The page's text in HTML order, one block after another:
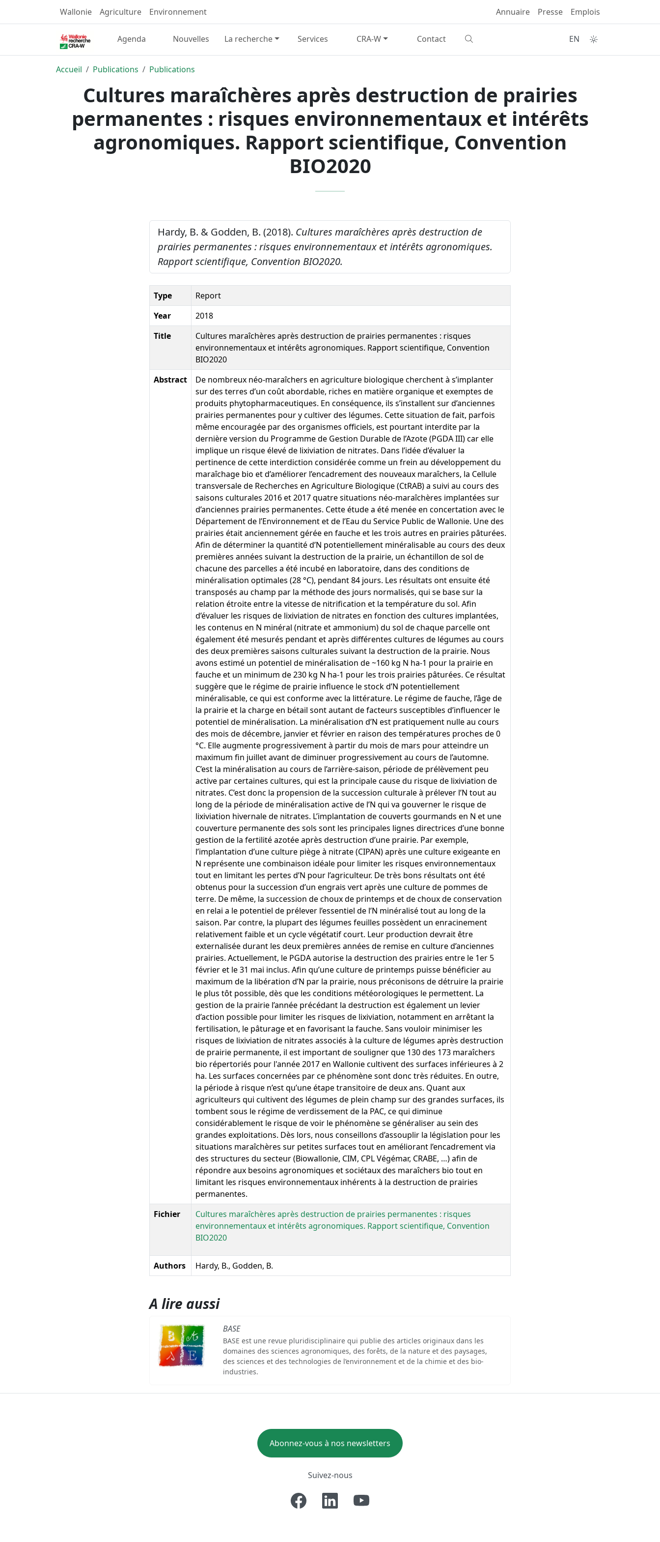
Wallonie Agriculture Environnement Annuaire Presse Emplois
Agenda Nouvelles La recherche Services CRA-W Contact EN
Accueil Publications Publications
Cultures maraîchères après destruction de prairies
permanentes : risques environnementaux et intérêts
agronomiques. Rapport scientifique, Convention
BIO2020
Hardy, B. & Godden, B. (2018). Cultures maraîchères après destruction de
prairies permanentes : risques environnementaux et intérêts agronomiques.
Rapport scientifique, Convention BIO2020.
Type
Report
Year
2018
Title
Cultures maraîchères après destruction de prairies permanentes : risques
environnementaux et intérêts agronomiques. Rapport scientifique, Convention
BIO2020
Abstract
De nombreux néo-maraîchers en agriculture biologique cherchent à s’implanter
sur des terres d’un coût abordable, riches en matière organique et exemptes de
produits phytopharmaceutiques. En conséquence, ils s’installent sur d’anciennes
prairies permanentes pour y cultiver des légumes. Cette situation de fait, parfois
même encouragée par des organismes officiels, est pourtant interdite par la
dernière version du Programme de Gestion Durable de l’Azote (PGDA III) car elle
implique un risque élevé de lixiviation de nitrates. Dans l’idée d’évaluer la
pertinence de cette interdiction considérée comme un frein au développement du
maraîchage bio et d’améliorer l’encadrement des nouveaux maraîchers, la Cellule
transversale de Recherches en Agriculture Biologique (CtRAB) a suivi au cours des
saisons culturales 2016 et 2017 quatre situations néo-maraîchères implantées sur
d’anciennes prairies permanentes. Cette étude a été menée en concertation avec le
Département de l’Environnement et de l’Eau du Service Public de Wallonie. Une des
prairies était anciennement gérée en fauche et les trois autres en prairies pâturées.
Afin de déterminer la quantité d’N potentiellement minéralisable au cours des deux
premières années suivant la destruction de la prairie, un échantillon de sol de
chacune des parcelles a été incubé en laboratoire, dans des conditions de
minéralisation optimales (28 °C), pendant 84 jours. Les résultats ont ensuite été
transposés au champ par la méthode des jours normalisés, qui se base sur la
relation étroite entre la vitesse de nitrification et la température du sol. Afin
d’évaluer les risques de lixiviation de nitrates en fonction des cultures implantées,
les contenus en N minéral (nitrate et ammonium) du sol de chaque parcelle ont
également été mesurés pendant et après différentes cultures de légumes au cours
des deux premières saisons culturales suivant la destruction de la prairie. Nous
avons estimé un potentiel de minéralisation de ~160 kg N ha-1 pour la prairie en
fauche et un minimum de 230 kg N ha-1 pour les trois prairies pâturées. Ce résultat
suggère que le régime de prairie influence le stock d’N potentiellement
minéralisable, ce qui est conforme avec la littérature. Le régime de fauche, l’âge de
la prairie et la charge en bétail sont autant de facteurs susceptibles d’influencer le
potentiel de minéralisation. La minéralisation d’N est pratiquement nulle au cours
des mois de décembre, janvier et février en raison des températures proches de 0
°C. Elle augmente progressivement à partir du mois de mars pour atteindre un
maximum fin juillet avant de diminuer progressivement au cours de l’automne.
C’est la minéralisation au cours de l’arrière-saison, période de prélèvement peu
active par certaines cultures, qui est la principale cause du risque de lixiviation de
nitrates. C’est donc la propension de la succession culturale à prélever l’N tout au
long de la période de minéralisation active de l’N qui va gouverner le risque de
lixiviation hivernale de nitrates. L’implantation de couverts gourmands en N et une
couverture permanente des sols sont les principales lignes directrices d’une bonne
gestion de la fertilité azotée après destruction d’une prairie. Par exemple,
l’implantation d’une culture piège à nitrate (CIPAN) après une culture exigeante en
N représente une combinaison idéale pour limiter les risques environnementaux
tout en limitant les pertes d’N pour l’agriculteur. De très bons résultats ont été
obtenus pour la succession d’un engrais vert après une culture de pommes de
terre. De même, la succession de choux de printemps et de choux de conservation
en relai a le potentiel de prélever l’essentiel de l’N minéralisé tout au long de la
saison. Par contre, la plupart des légumes feuilles possèdent un enracinement
relativement faible et un cycle végétatif court. Leur production devrait être
externalisée durant les deux premières années de remise en culture d’anciennes
prairies. Actuellement, le PGDA autorise la destruction des prairies entre le 1er 5
février et le 31 mai inclus. Afin qu’une culture de printemps puisse bénéficier au
maximum de la libération d’N par la prairie, nous préconisons de détruire la prairie
le plus tôt possible, dès que les conditions météorologiques le permettent. La
gestion de la prairie l’année précédant la destruction est également un levier
d’action possible pour limiter les risques de lixiviation, notamment en arrêtant la
fertilisation, le pâturage et en favorisant la fauche. Sans vouloir minimiser les
risques de lixiviation de nitrates associés à la culture de légumes après destruction
de prairie permanente, il est important de souligner que 130 des 173 maraîchers
bio répertoriés pour l'année 2017 en Wallonie cultivent des surfaces inférieures à 2
ha. Les surfaces concernées par ce phénomène sont donc très réduites. En outre,
la période à risque n’est qu’une étape transitoire de deux ans. Quant aux
agriculteurs qui cultivent des légumes de plein champ sur des grandes surfaces, ils
tombent sous le régime de verdissement de la PAC, ce qui diminue
considérablement le risque de voir le phénomène se généraliser au sein des
grandes exploitations. Dès lors, nous conseillons d’assouplir la législation pour les
situations maraîchères sur petites surfaces tout en améliorant l’encadrement via
des structures du secteur (Biowallonie, CIM, CPL Végémar, CRABE, …) afin de
répondre aux besoins agronomiques et sociétaux des maraîchers bio tout en
limitant les risques environnementaux inhérents à la destruction de prairies
permanentes.
Fichier
Cultures maraîchères après destruction de prairies permanentes : risques
environnementaux et intérêts agronomiques. Rapport scientifique, Convention
BIO2020
Authors Hardy, B., Godden, B.
A lire aussi
BASE
BASE est une revue pluridisciplinaire qui publie des articles originaux dans les
domaines des sciences agronomiques, des forêts, de la nature et des paysages,
des sciences et des technologies de l’environnement et de la chimie et des bio-
industries.
Abonnez-vous à nos newsletters
Suivez-nous